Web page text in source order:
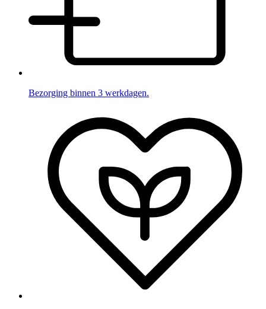
Bezorging binnen 3 werkdagen.